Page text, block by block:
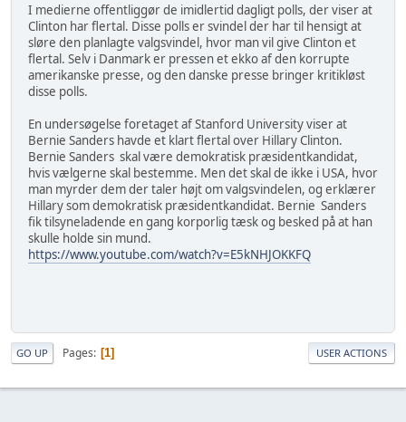
I medierne offentliggør de imidlertid dagligt polls, der viser at
Clinton har flertal. Disse polls er svindel der har til hensigt at
sløre den planlagte valgsvindel, hvor man vil give Clinton et
flertal. Selv i Danmark er pressen et ekko af den korrupte
amerikanske presse, og den danske presse bringer kritikløst
disse polls.
En undersøgelse foretaget af Stanford University viser at
Bernie Sanders havde et klart flertal over Hillary Clinton.
Bernie Sanders skal være demokratisk præsidentkandidat,
hvis vælgerne skal bestemme. Men det skal de ikke i USA, hvor
man myrder dem der taler højt om valgsvindelen, og erklærer
Hillary som demokratisk præsidentkandidat. Bernie Sanders
fik tilsyneladende en gang korporlig tæsk og besked på at han
skulle holde sin mund.
https://www.youtube.com/watch?v=E5kNHJOKKFQ
GO UP Pages 1 USER ACTIONS